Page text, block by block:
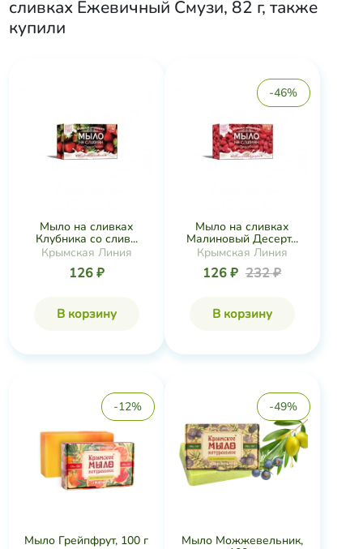
сливках Ежевичный Смузи, 82 г, также
купили
Мыло на сливках
Клубника со слив...
Крымская Линия
126 ₽
В корзину
-46%
Мыло на сливках
Малиновый Десерт...
Крымская Линия
126 ₽ 232 ₽
В корзину
-12%
Мыло Грейпфрут, 100 г
-49%
Мыло Можжевельник,